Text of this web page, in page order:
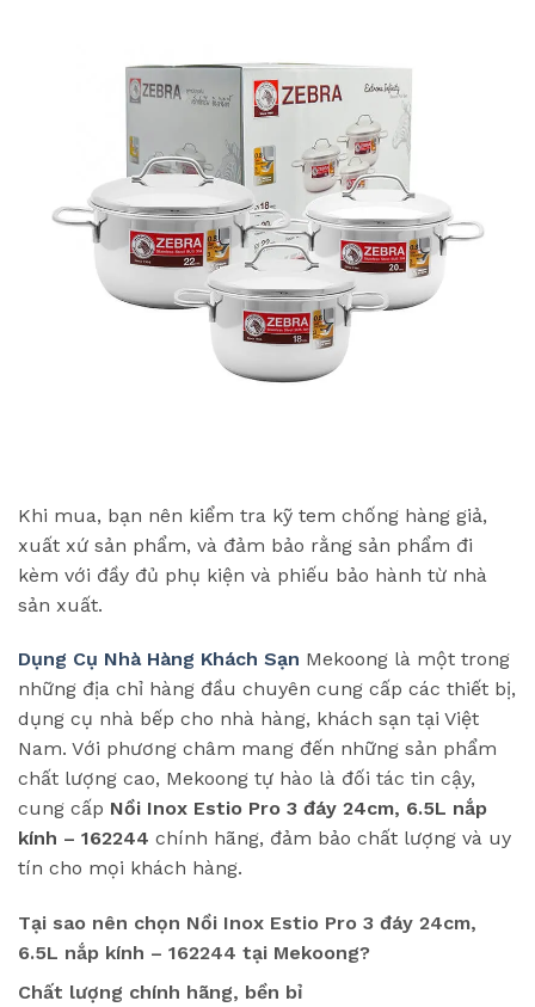
Khi mua, bạn nên kiểm tra kỹ tem chống hàng giả,
xuất xứ sản phẩm, và đảm bảo rằng sản phẩm đi
kèm với đầy đủ phụ kiện và phiếu bảo hành từ nhà
sản xuất.
Dụng Cụ Nhà Hàng Khách Sạn Mekoong là một trong
những địa chỉ hàng đầu chuyên cung cấp các thiết bị,
dụng cụ nhà bếp cho nhà hàng, khách sạn tại Việt
Nam. Với phương châm mang đến những sản phẩm
chất lượng cao, Mekoong tự hào là đối tác tin cậy,
cung cấp Nồi Inox Estio Pro 3 đáy 24cm, 6.5L nắp
kính – 162244 chính hãng, đảm bảo chất lượng và uy
tín cho mọi khách hàng.
Tại sao nên chọn Nồi Inox Estio Pro 3 đáy 24cm,
6.5L nắp kính – 162244 tại Mekoong?
Chất lượng chính hãng, bền bỉ